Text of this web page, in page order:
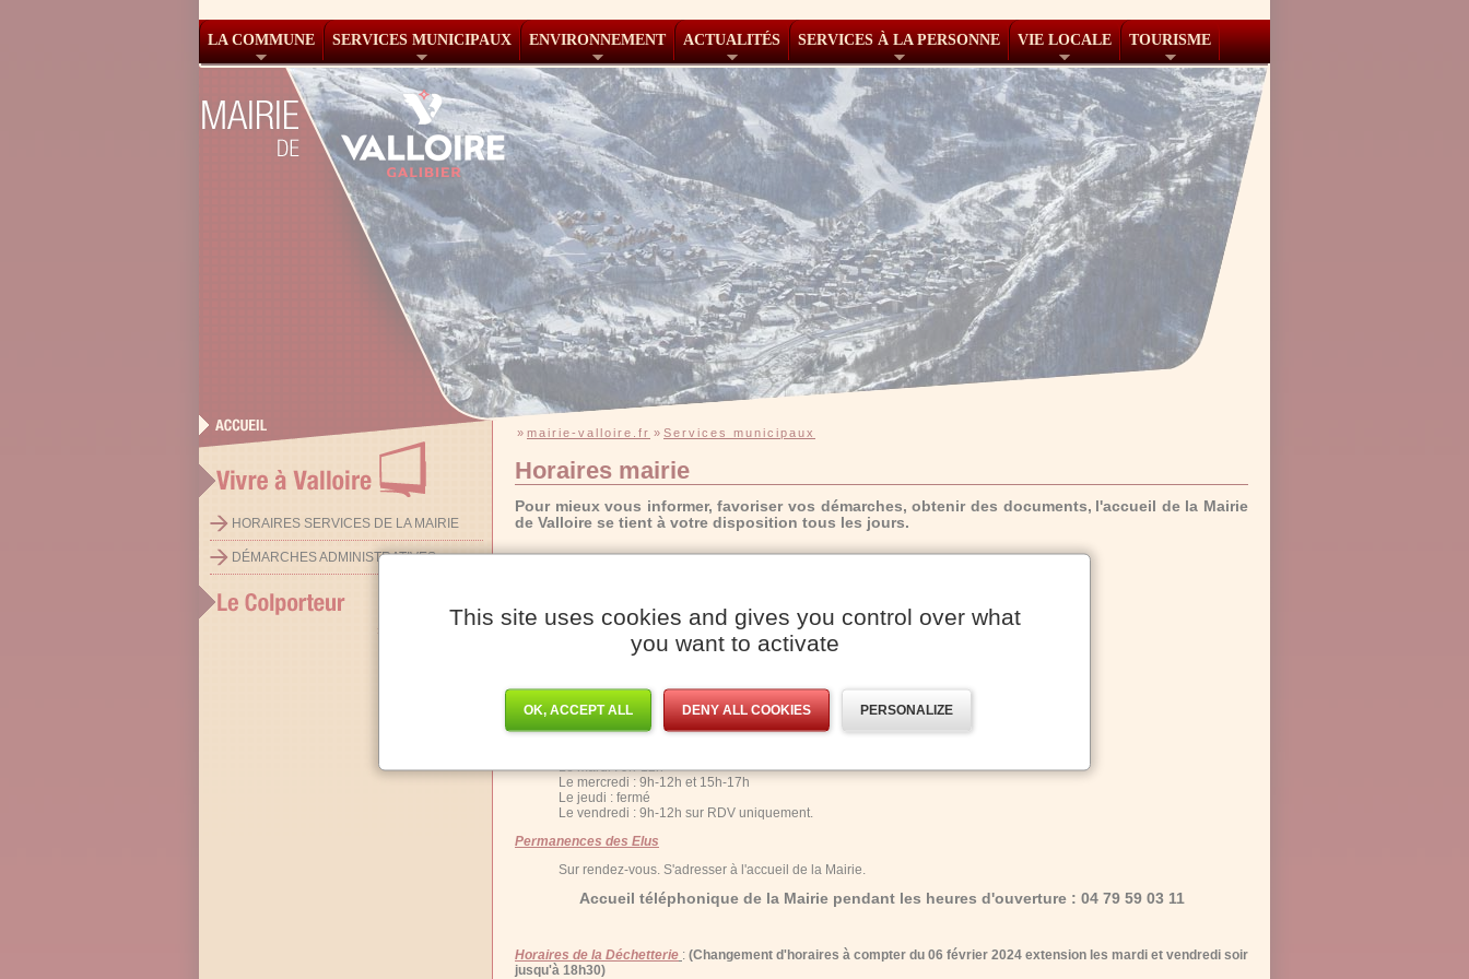
LA COMMUNE SERVICES MUNICIPAUX ENVIRONNEMENT ACTUALITÉS SERVICES À LA PERSONNE VIE LOCALE TOURISME
HORAIRES SERVICES DE LA MAIRIE
DÉMARCHES ADMINISTRATIVES
»
» mairie-valloire.fr » Services municipaux
Horaires mairie
Pour mieux vous informer, favoriser vos démarches, obtenir des documents, l'accueil de la Mairie
de Valloire se tient à votre disposition tous les jours.
Horaires d'accueil au public
du lundi au vendredi
Matin : de 9 heures à 12 heures
Horaires d'accueil du service Urbanisme
Le mardi : 9h-12h
Le mercredi : 9h-12h et 15h-17h
Le jeudi : fermé
Le vendredi : 9h-12h sur RDV uniquement.
Permanences des Elus
Sur rendez-vous. S'adresser à l'accueil de la Mairie.
Accueil téléphonique de la Mairie pendant les heures d'ouverture : 04 79 59 03 11
Horaires de la Déchetterie : (Changement d'horaires à compter du 06 février 2024 extension les mardi et vendredi soir
jusqu'à 18h30)
This site uses cookies and gives you control over what
you want to activate
OK, ACCEPT ALL DENY ALL COOKIES PERSONALIZE